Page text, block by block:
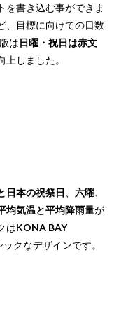
を書き込む事ができま
、目標に向けての日数
は日曜・祝日は赤文
しました。
日本の祝祭日 、 六曜、
均気温と平均降雨量が
はKONA BAY
クなデザインです。